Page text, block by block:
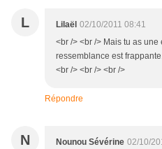
L Lilaël 02/10/2011 08:41
<br /> <br /> Mais tu as
ressemblance est
<br /> <br /> <br />
Répondre
N Nounou Sévérine 02/10/